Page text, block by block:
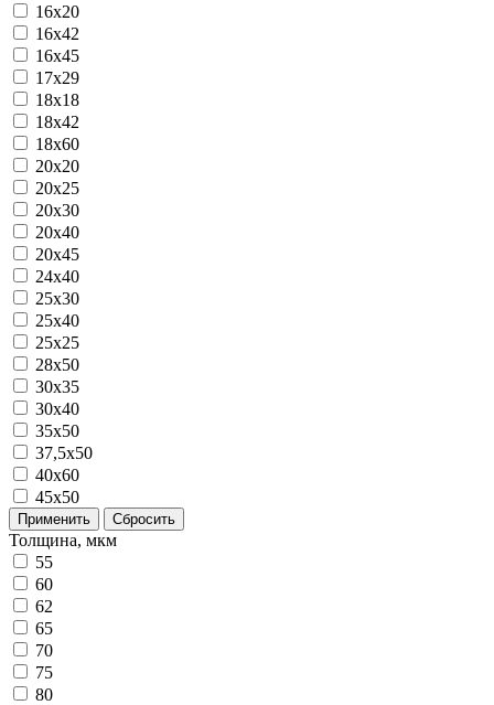
16х20
16х42
16х45
17х29
18х18
18х42
18х60
20x20
20x25
20x30
20x40
20х45
24х40
25x30
25x40
25х25
28x50
30x35
30x40
35x50
37,5х50
40x60
45х50
Применить Сбросить
Толщина, мкм
55
60
62
65
70
75
80